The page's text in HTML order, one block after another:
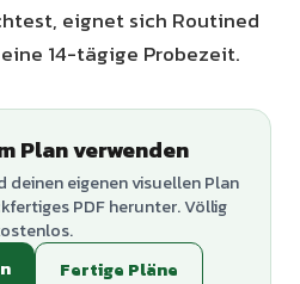
eignet sich Routined
14-tägige Probezeit.
Plan verwenden
deinen eigenen visuellen Plan
PDF herunter. Völlig
Fertige Pläne